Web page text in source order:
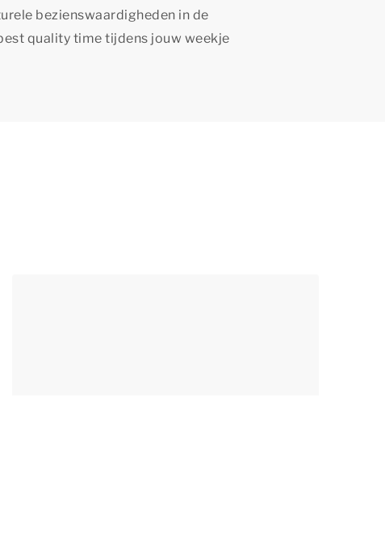
bezienswaardigheden in de
quality time tijdens jouw weekje